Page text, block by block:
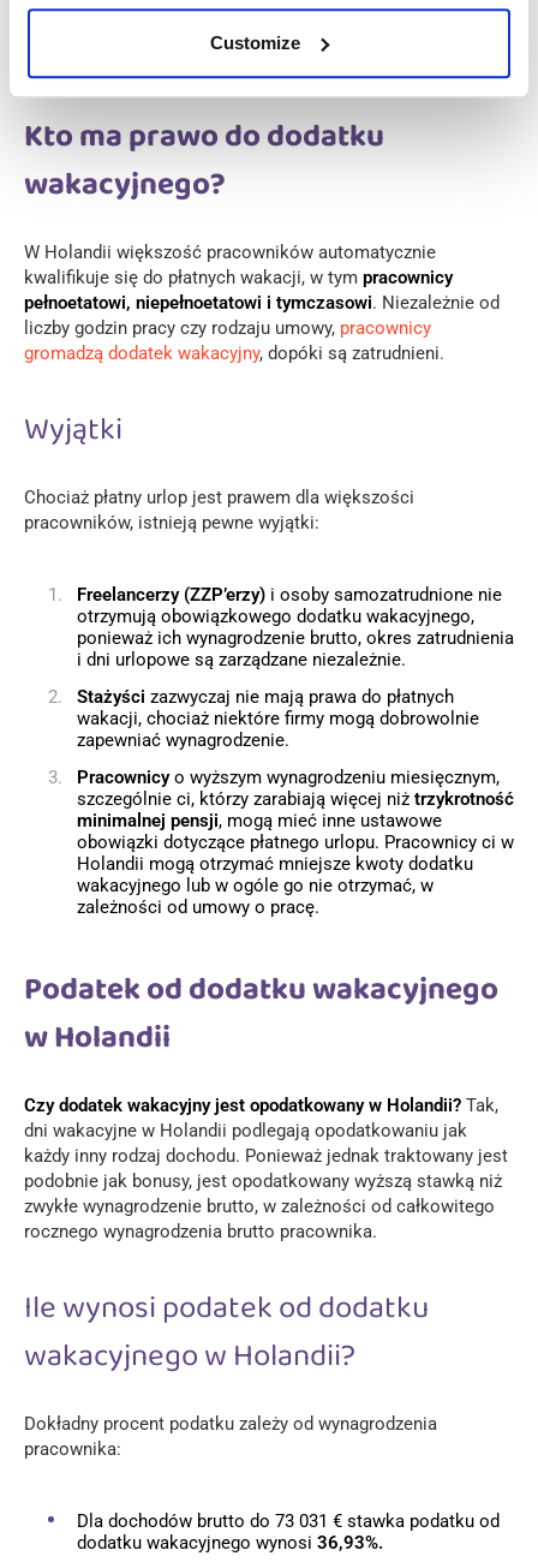
Customize
przepracowanych godzin.Jeśli święto przypada w dzień, w
którym pracownik nie pracuje, nie przysługuje mu płatny
dzień wolny.
Kto ma prawo do dodatku
wakacyjnego?
W Holandii większość pracowników automatycznie
kwalifikuje się do płatnych wakacji, w tym pracownicy
pełnoetatowi, niepełnoetatowi i tymczasowi. Niezależnie od
liczby godzin pracy czy rodzaju umowy, pracownicy
gromadzą dodatek wakacyjny, dopóki są zatrudnieni.
Wyjątki
Chociaż płatny urlop jest prawem dla większości
pracowników, istnieją pewne wyjątki:
Freelancerzy (ZZP’erzy) i osoby samozatrudnione nie
otrzymują obowiązkowego dodatku wakacyjnego,
ponieważ ich wynagrodzenie brutto, okres zatrudnienia
i dni urlopowe są zarządzane niezależnie.
Stażyści zazwyczaj nie mają prawa do płatnych
wakacji, chociaż niektóre firmy mogą dobrowolnie
zapewniać wynagrodzenie.
Pracownicyo wyższym wynagrodzeniu miesięcznym,
szczególnie ci, którzy zarabiają więcej niż trzykrotność
minimalnej pensji, mogą mieć inne ustawowe
obowiązki dotyczące płatnego urlopu. Pracownicy ci w
Holandii mogą otrzymać mniejsze kwoty dodatku
wakacyjnego lub w ogóle go nie otrzymać, w
zależności od umowy o pracę.
Podatek od dodatku wakacyjnego
w Holandii
Czy dodatek wakacyjny jest opodatkowany w Holandii? Tak,
dni wakacyjne w Holandii podlegają opodatkowaniu jak
każdy inny rodzaj dochodu. Ponieważ jednak traktowany jest
podobnie jak bonusy, jest opodatkowany wyższą stawką niż
zwykłe wynagrodzenie brutto, w zależności od całkowitego
rocznego wynagrodzenia brutto pracownika.
Ile wynosi podatek od dodatku
wakacyjnego w Holandii?
Dokładny procent podatku zależy od wynagrodzenia
pracownika:
Dla dochodów brutto do 73 031 € stawka podatku od
dodatku wakacyjnego wynosi 36,93%.